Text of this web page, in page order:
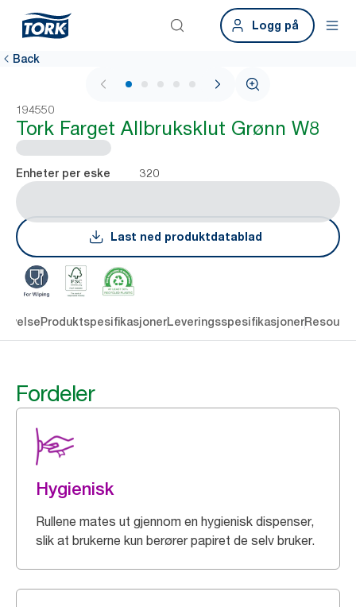
Logg på
Back
1 / 5
194550
Tork Farget Allbruksklut Grønn W8
Enheter per eske 320
Last ned produktdatablad
ProduktspesifikasjonerLeveringsspesifikasjoner
Fordeler
Hygienisk
Rullene mates ut gjennom en hygienisk dispenser,
slik at brukerne kun berører papiret de selv bruker.